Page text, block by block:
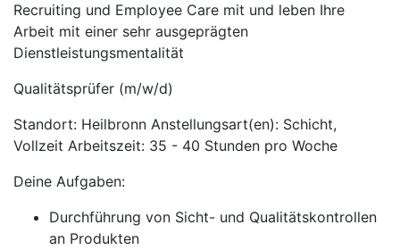
Recruiting und Employee Care mit und leben Ihre
Arbeit mit einer sehr ausgeprägten
Dienstleistungsmentalität
Qualitätsprüfer (m/w/d)
Standort: Heilbronn Anstellungsart(en): Schicht,
Vollzeit Arbeitszeit: 35 - 40 Stunden pro Woche
Deine Aufgaben:
Durchführung von Sicht- und Qualitätskontrollen
an Produkten